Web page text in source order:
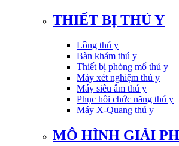
THIẾT BỊ THÚ Y
Lồng thú y
Bàn khám thú y
Thiết bị phòng mổ thú y
Máy xét nghiệm thú y
Máy siêu âm thú y
Phục hồi chức năng thú y
Máy X-Quang thú y
MÔ HÌNH GIẢI